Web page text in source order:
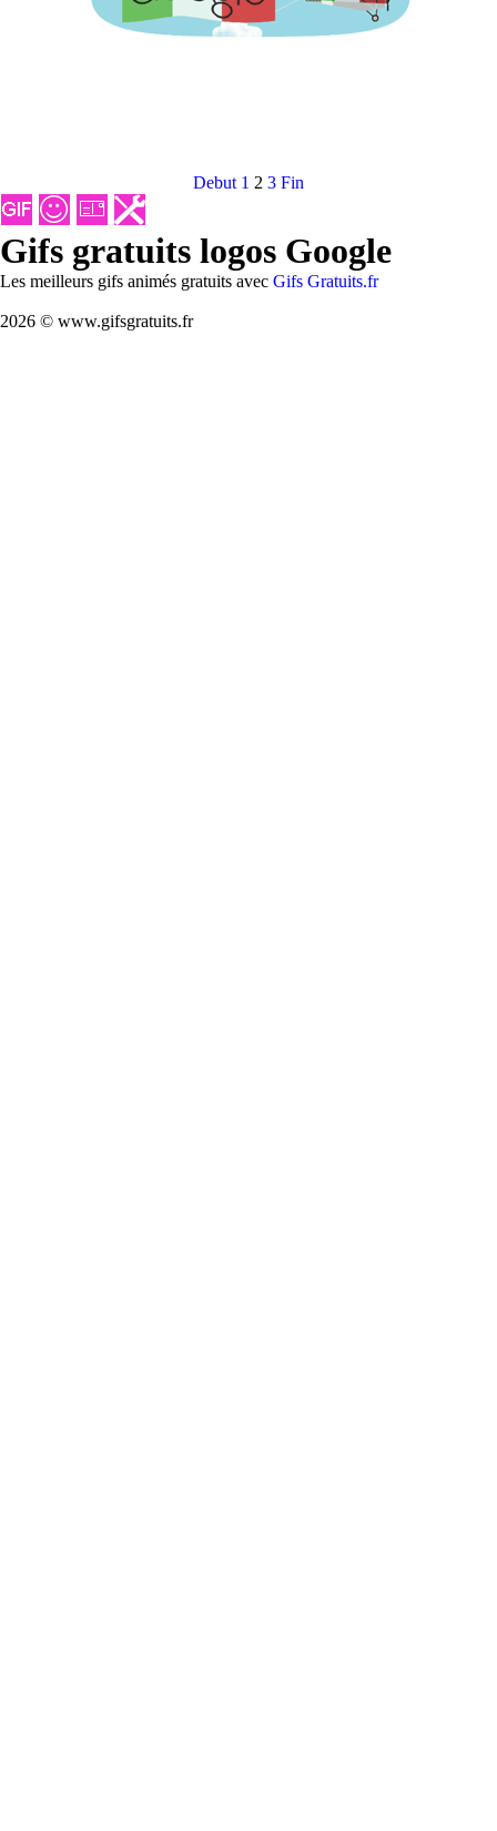
Debut 1 2 3 Fin
Gifs gratuits logos Google
Les meilleurs gifs animés gratuits avec Gifs Gratuits.fr
2026 © www.gifsgratuits.fr